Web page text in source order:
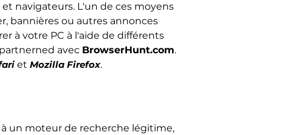
navigateurs. L'un de ces moyens
bannières ou autres annonces
à votre PC à l'aide de différents
avec BrowserHunt.com.
et Mozilla Firefox.
un moteur de recherche légitime,